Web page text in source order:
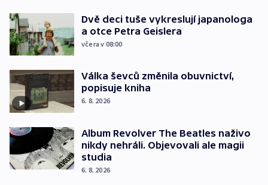
Dvě deci tuše vykreslují japanologa
a otce Petra Geislera
včera v 08:00
Válka ševců změnila obuvnictví,
popisuje kniha
6. 8. 2026
Album Revolver The Beatles naživo
nikdy nehráli. Objevovali ale magii
studia
6. 8. 2026